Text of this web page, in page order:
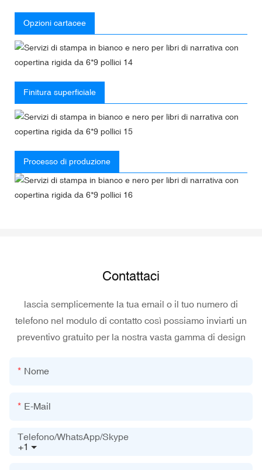
Opzioni cartacee
Finitura superficiale
Processo di produzione
Contattaci
lascia semplicemente la tua email o il tuo numero di
telefono nel modulo di contatto così possiamo inviarti un
preventivo gratuito per la nostra vasta gamma di design
Nome
E-Mail
+1
Telefono/WhatsApp/Skype